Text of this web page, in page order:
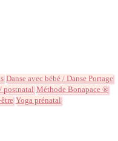
Danse avec bébé / Danse Portage
postnatal Méthode Bonapace ®
Yoga prénatal